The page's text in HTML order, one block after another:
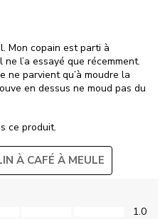
Mon copain est parti à
l’a essayé que récemment.
ne parvient qu’à moudre la
en dessus ne moud pas du
ce produit.
À CAFÉ À MEULE
1.0